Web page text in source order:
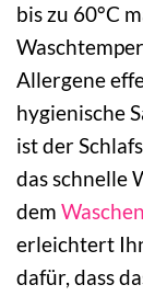
bis zu 60°C
Allergene
hygienische
ist der
das schnelle
dem Waschen
erleichtert
dafür, dass